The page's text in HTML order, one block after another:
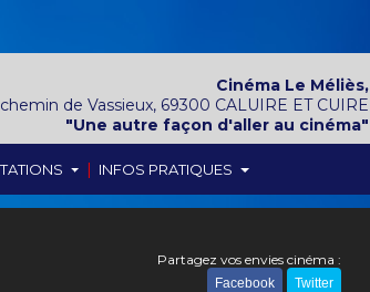
| INFOS PRATIQUES
Cinéma Le Méliès,
de Vassieux, 69300 CALUIRE ET CUIRE
"Une autre façon d'aller au cinéma"
Partagez vos envies cinéma :
Facebook Twitter